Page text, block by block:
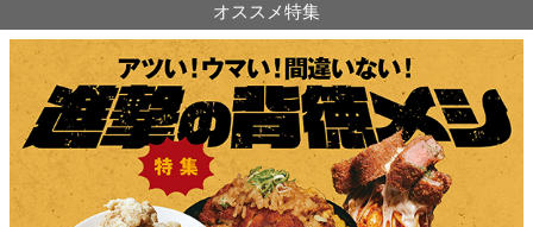
オススメ特集